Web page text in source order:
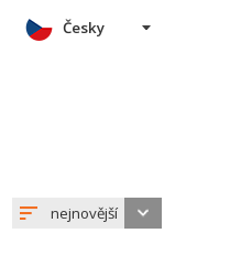
Česky
nejnovější